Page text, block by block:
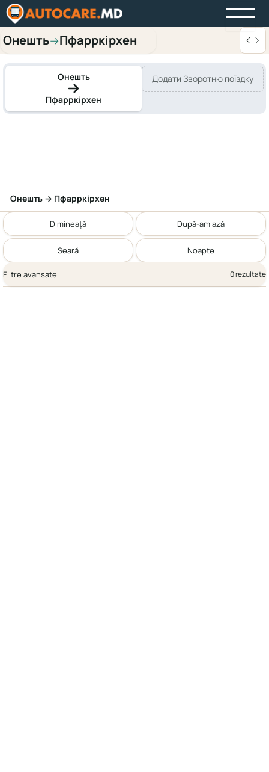
Онешть→Пфарркірхен
Онешть
Пфарркірхен
Додати Зворотню поїздку
Онешть → Пфарркірхен
Dimineață După-amiază
Seară Noapte
Filtre avansate 0 rezultate